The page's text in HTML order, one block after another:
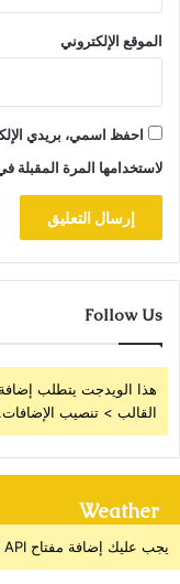
الموقع الإلكتروني
احفظ اسمي، بريدي
لاستخدامها المرة المقبلة
Follow Us
هذا الويدجت يتطلب
القالب > تنصيب الإضافات.
Weather
يجب عليك إضافة مفتاح API للطقس من خلال صفحة إعدادات القالب > الدمج